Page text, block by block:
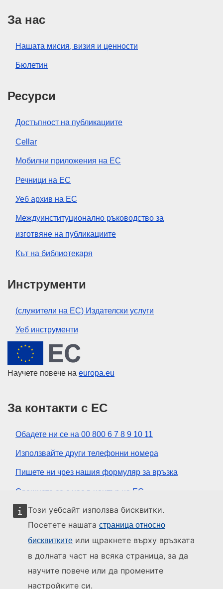
Този уебсайт използва бисквитки.
Посетете нашата страница относно
бисквитките или щракнете върху връзката
в долната част на всяка страница, за да
научите повече или да промените
настройките си.
За нас
Нашата мисия, визия и ценности
Бюлетин
Ресурси
Достъпност на публикациите
Cellar
Мобилни приложения на ЕС
Речници на ЕС
Уеб архив на ЕС
Междуинституционално ръководство за
изготвяне на публикациите
Кът на библиотекаря
Инструменти
(служители на ЕС) Издателски услуги
Уеб инструменти
Европейски съюз
Научете повече на europa.eu
За контакти с ЕС
Обадете ни се на 00 800 6 7 8 9 10 11
Използвайте други телефонни номера
Пишете ни чрез нашия формуляр за връзка
Срещнете се с нас в център на ЕС
Социални медии
ЕС в социалните медии
Институции и органи на ЕС